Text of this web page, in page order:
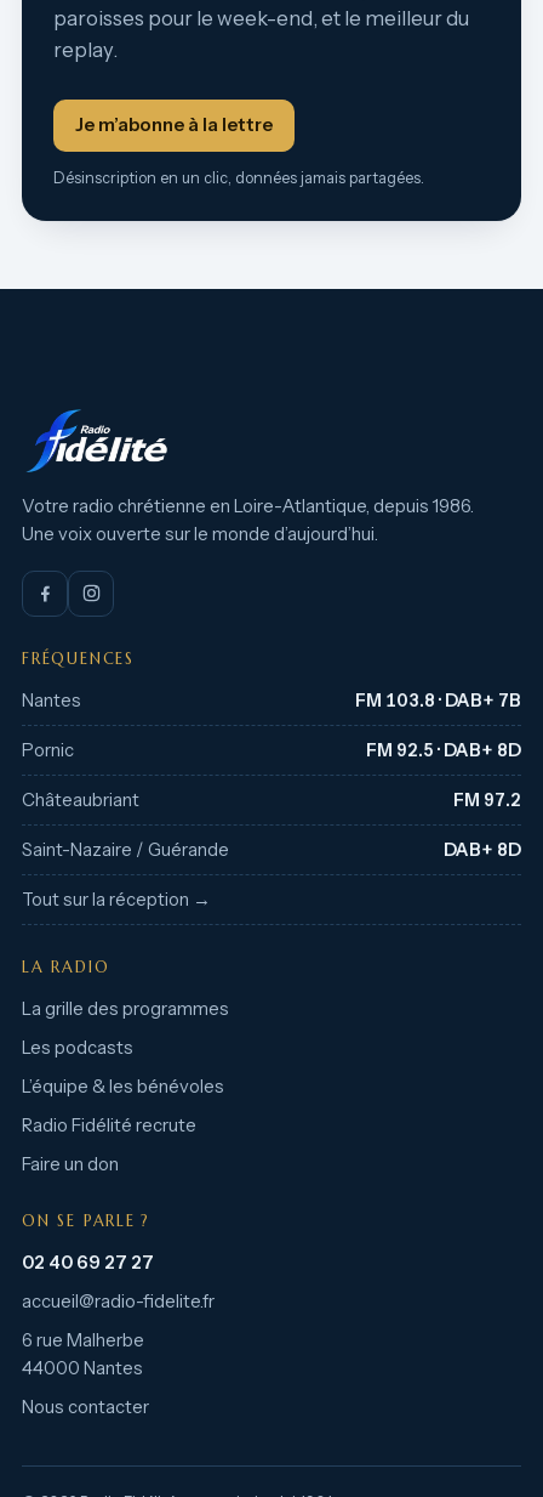
paroisses pour le week-end, et le meilleur du
replay.
Je m’abonne à la lettre
Désinscription en un clic, données jamais partagées.
Votre radio chrétienne en Loire-Atlantique, depuis 1986.
Une voix ouverte sur le monde d’aujourd’hui.
FRÉQUENCES
Nantes FM 103.8 · DAB+ 7B
Pornic FM 92.5 · DAB+ 8D
Châteaubriant FM 97.2
Saint-Nazaire / Guérande DAB+ 8D
Tout sur la réception →
LA RADIO
La grille des programmes
Les podcasts
L’équipe & les bénévoles
Radio Fidélité recrute
Faire un don
ON SE PARLE ?
02 40 69 27 27
accueil@radio-fidelite.fr
6 rue Malherbe
44000 Nantes
Nous contacter